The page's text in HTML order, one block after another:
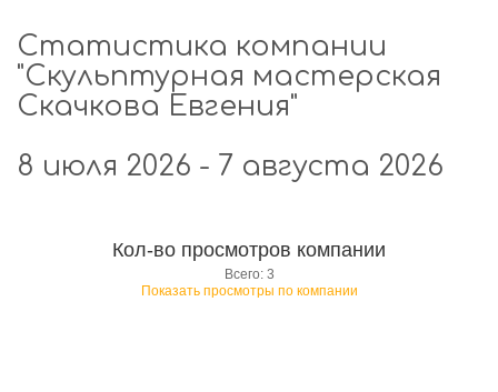
Статистика компании
"Скульптурная мастерская
Скачкова Евгения"
8 июля 2026 - 7 августа 2026
Кол-во просмотров компании
Всего: 3
Показать просмотры по компании